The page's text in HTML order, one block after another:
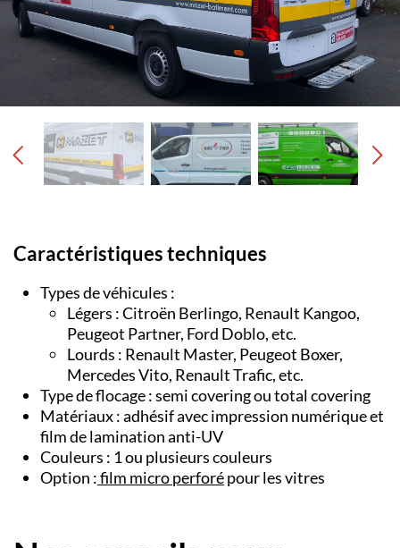
Caractéristiques techniques
Types de véhicules :
Légers : Citroën Berlingo, Renault Kangoo,
Peugeot Partner, Ford Doblo, etc.
Lourds : Renault Master, Peugeot Boxer,
Mercedes Vito, Renault Trafic, etc.
Type de flocage : semi covering ou total covering
Matériaux : adhésif avec impression numérique et
film de lamination anti-UV
Couleurs : 1 ou plusieurs couleurs
Option :film micro perforépour les vitres